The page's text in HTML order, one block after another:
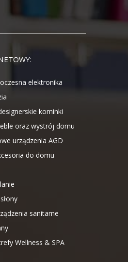
elektronika
kominki
oraz wystrój domu
urządzenia AGD
do domu
sanitarne
Wellness & SPA